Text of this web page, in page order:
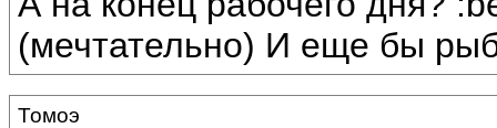
(мечтательно) И еще бы
Томоэ